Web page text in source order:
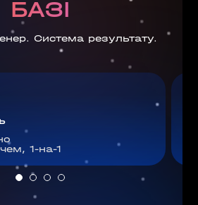
БАЗІ
Система результату.
1-на-1